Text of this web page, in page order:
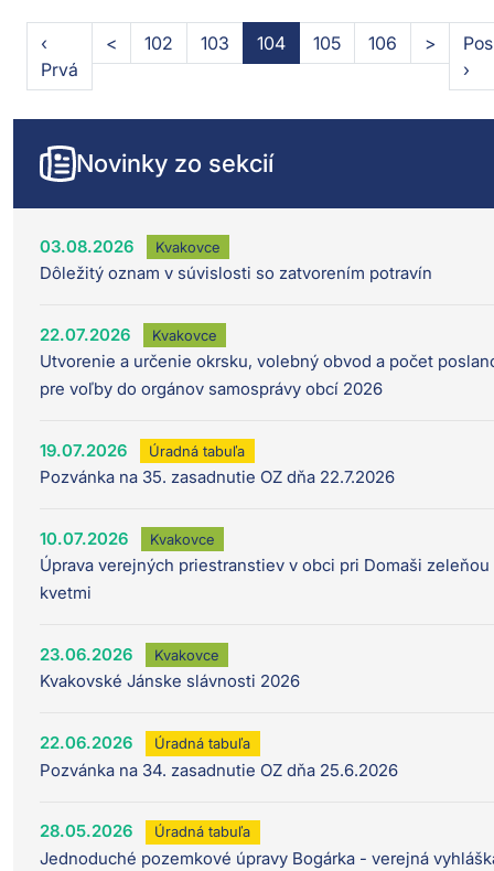
Novinky zo sekcií
03.08.2026 Kvakovce
Dôležitý oznam v súvislosti so zatvorením potravín
22.07.2026 Kvakovce
Utvorenie a určenie okrsku, volebný obvod a počet
pre voľby do orgánov samosprávy obcí 2026
19.07.2026 Úradná tabuľa
Pozvánka na 35. zasadnutie OZ dňa 22.7.2026
10.07.2026 Kvakovce
Úprava verejných priestranstiev v obci pri Domaši zeleňou
kvetmi
23.06.2026 Kvakovce
Kvakovské Jánske slávnosti 2026
22.06.2026 Úradná tabuľa
Pozvánka na 34. zasadnutie OZ dňa 25.6.2026
28.05.2026 Úradná tabuľa
Jednoduché pozemkové úpravy Bogárka - verejná
‹
Prvá
< 102 103 104 105 106 >
›